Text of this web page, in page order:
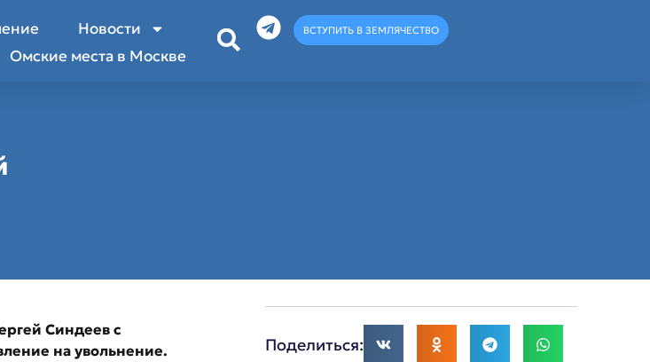
Новости
Омские места в Москве
ВСТУПИТЬ В ЗЕМЛЯЧЕСТВО
Синдеев с
на увольнение.
Поделиться: